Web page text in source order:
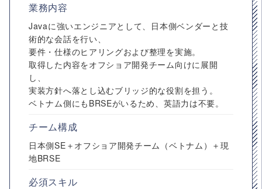
業務内容
Javaに強いエンジニアとして、日本側ベンダーと技
術的な会話を行い、
要件・仕様のヒアリングおよび整理を実施。
取得した内容をオフショア開発チーム向けに展開
し、
実装方針へ落とし込むブリッジ的な役割を担う。
ベトナム側にもBRSEがいるため、英語力は不要。
チーム構成
日本側SE＋オフショア開発チーム（ベトナム）＋現
地BRSE
必須スキル